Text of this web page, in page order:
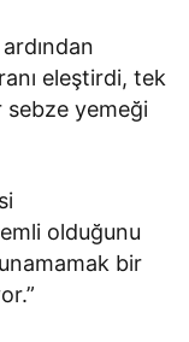
eleştirdi, tek
sebze yemeği
olduğunu
bir